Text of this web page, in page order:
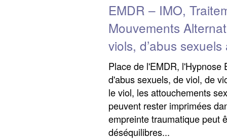
EMDR – IMO,
Mouvements
viols, d’abus
Place de l'EMDR, l'Hypnose
d'abus sexuels, de viol, de
le viol, les attouchements
peuvent rester imprimées
empreinte traumatique peut
déséquilibres...